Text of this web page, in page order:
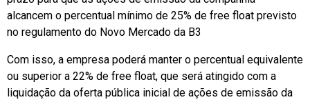
alcancem o percentual mínimo de 25% de free float previsto
no regulamento do Novo Mercado da B3
Com isso, a empresa poderá manter o percentual equivalente
ou superior a 22% de free float, que será atingido com a
liquidação da oferta pública inicial de ações de emissão da